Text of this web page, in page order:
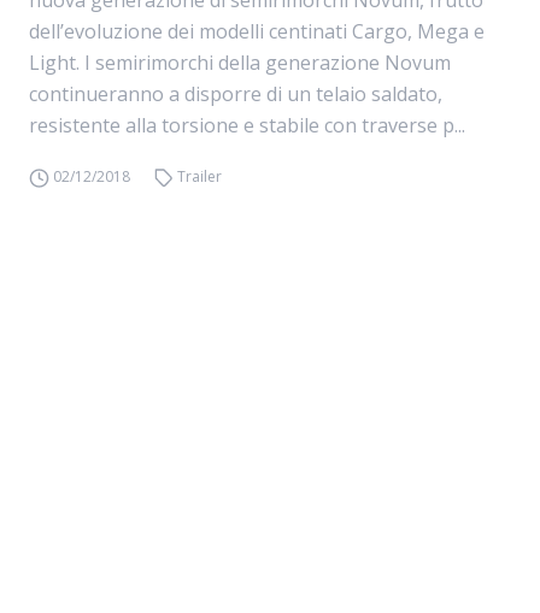
dell’evoluzione dei modelli centinati Cargo, Mega e
Light. I semirimorchi della generazione Novum
continueranno a disporre di un telaio saldato,
resistente alla torsione e stabile con traverse p...
02/12/2018 Trailer